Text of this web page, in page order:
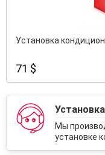
Установка
71 $
Мы
установке